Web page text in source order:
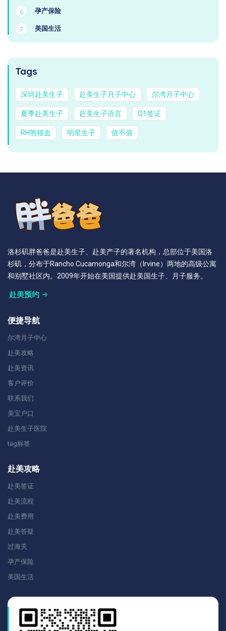
6 孕产保险
7 美国生活
Tags
深圳赴美生子 赴美生子月子中心 尔湾月子中心
夏季赴美生子 赴美生子语言 Q1签证
RH熊猫血 明星生子 值不值
洛杉矶胖爸爸是赴美生子、赴美产子的著名机构，总部位于美国洛
杉矶，分布于Rancho Cucamonga和尔湾（Irvine）两地的高级公寓
和别墅社区内。2009年开始在美国提供赴美国生子、月子服务。
赴美预约
便捷导航
尔湾月子中心
赴美攻略
赴美资讯
客户评价
联系我们
美宝户口
赴美生子医院
tag标签
赴美攻略
赴美签证
赴美流程
赴美费用
赴美答疑
过海关
孕产保险
美国生活